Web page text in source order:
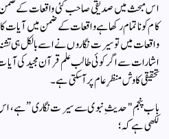
اس مبحث میں صدیقی صاحب کئی واقعات کے
کام کو ناتمام رکھا ہے واقعات کے ضمن میں آیات
واقعات میں تو سیرت نگاروں نے اسے بالکل ہی
اشارات سے اگر کوئی طالب علم قرآن مجید کی
تحقیقی کاوش منظرِ عام پر آسکتی ہے۔
باب پنجم "حدیثِ نبوی سے سیرت نگاری” ہے،
لکھی ہے کہ؛